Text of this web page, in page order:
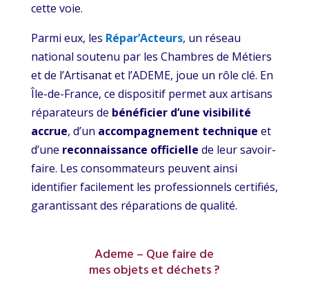
cette voie.
Parmi eux, les Répar’Acteurs, un réseau
national soutenu par les Chambres de Métiers
et de l’Artisanat et l’ADEME, joue un rôle clé. En
Île-de-France, ce dispositif permet aux artisans
réparateurs de bénéficier d’une visibilité
accrue, d’un accompagnement technique et
d’une reconnaissance officielle de leur savoir-
faire. Les consommateurs peuvent ainsi
identifier facilement les professionnels certifiés,
garantissant des réparations de qualité.
Ademe – Que faire de
mes objets et déchets ?